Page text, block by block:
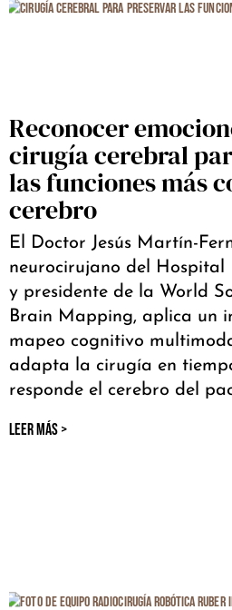
Reconocer
cirugía cerebral
las funciones más
cerebro
El Doctor Jesús Martín-
neurocirujano del Hospital
y presidente de la World
Brain Mapping, aplica un
mapeo cognitivo
adapta la cirugía en
responde el cerebro del
LEER MÁS >